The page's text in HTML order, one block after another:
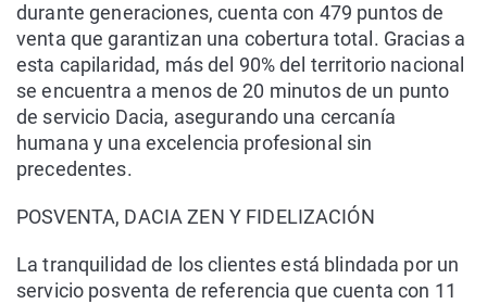
durante generaciones, cuenta con 479 puntos de
venta que garantizan una cobertura total. Gracias a
esta capilaridad, más del 90% del territorio nacional
se encuentra a menos de 20 minutos de un punto
de servicio Dacia, asegurando una cercanía
humana y una excelencia profesional sin
precedentes.
POSVENTA, DACIA ZEN Y FIDELIZACIÓN
La tranquilidad de los clientes está blindada por un
servicio posventa de referencia que cuenta con 11